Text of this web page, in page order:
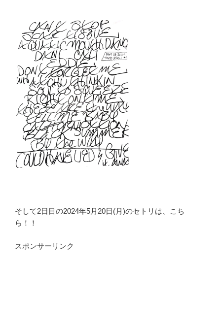
そして2日目の2024年5月20日(月)のセトリは、こち
ら！！
スポンサーリンク